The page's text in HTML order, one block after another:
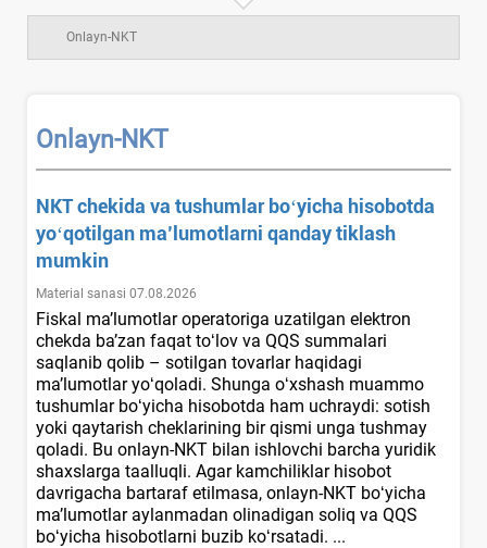
Onlayn-NKT
Onlayn-NKT
NKT chekida va tushumlar boʻyicha hisobotda
yoʻqotilgan ma’lumotlarni qanday tiklash
mumkin
Material sanasi 07.08.2026
Fiskal ma’lumotlar operatoriga uzatilgan elektron
chekda ba’zan faqat toʻlov va QQS summalari
saqlanib qolib – sotilgan tovarlar haqidagi
ma’lumotlar yoʻqoladi. Shunga oʻхshash muammo
tushumlar boʻyicha hisobotda ham uchraydi: sotish
yoki qaytarish cheklarining bir qismi unga tushmay
qoladi. Bu onlayn-NKT bilan ishlovchi barcha yuridik
shaхslarga taalluqli. Agar kamchiliklar hisobot
davrigacha bartaraf etilmasa, onlayn-NKT boʻyicha
ma’lumotlar aylanmadan olinadigan soliq va QQS
boʻyicha hisobotlarni buzib koʻrsatadi. ...